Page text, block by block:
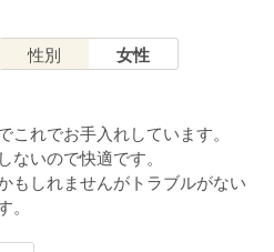
性別 女性
これでお手入れしています。
ないので快適です。
もしれませんがトラブルがない
。